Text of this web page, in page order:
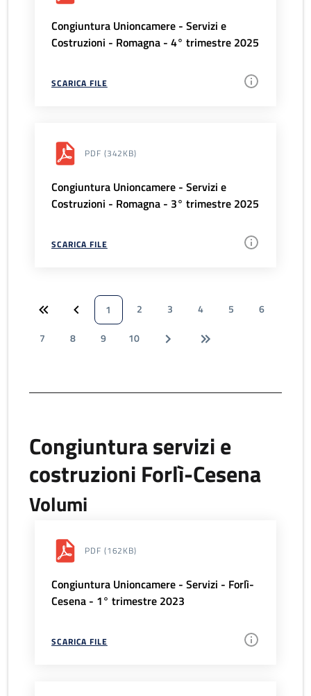
Congiuntura Unioncamere - Servizi e
Costruzioni - Romagna - 4° trimestre 2025
SCARICA FILE
PDF (342KB)
Congiuntura Unioncamere - Servizi e
Costruzioni - Romagna - 3° trimestre 2025
SCARICA FILE
1 2 3 4 5
6
7
8 9 10
Congiuntura servizi e
costruzioni Forlì-Cesena
Volumi
PDF (162KB)
Congiuntura Unioncamere - Servizi - Forlì-
Cesena - 1° trimestre 2023
SCARICA FILE